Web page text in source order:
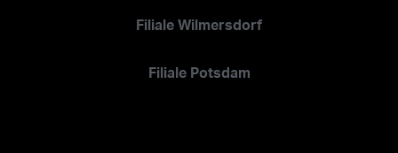
Filiale Wilmersdorf
Filiale Potsdam